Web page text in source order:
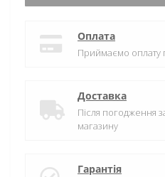
Оплата
Приймаємо оплату
Доставка
Після погодження
магазину
Гарантія